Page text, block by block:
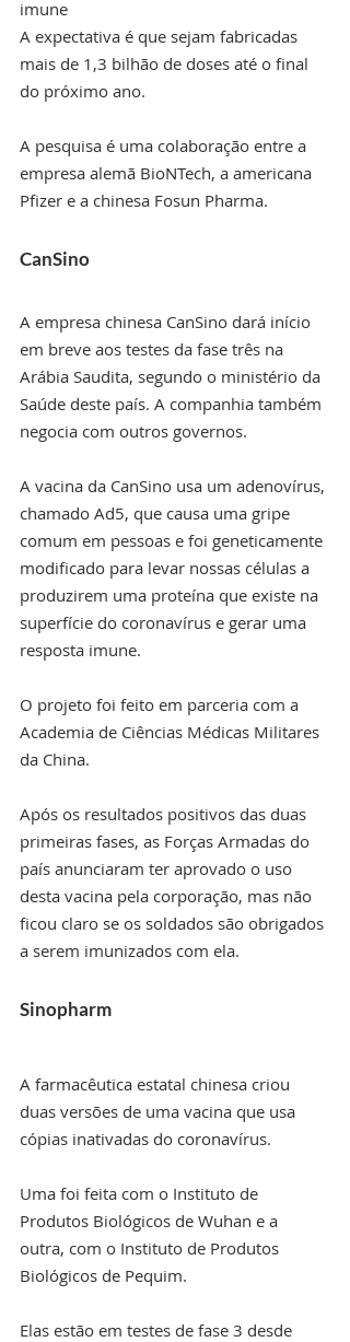
imune
A expectativa é que sejam fabricadas
mais de 1,3 bilhão de doses até o final
do próximo ano.
A pesquisa é uma colaboração entre a
empresa alemã BioNTech, a americana
Pfizer e a chinesa Fosun Pharma.
CanSino
A empresa chinesa CanSino dará início
em breve aos testes da fase três na
Arábia Saudita, segundo o ministério da
Saúde deste país. A companhia também
negocia com outros governos.
A vacina da CanSino usa um adenovírus,
chamado Ad5, que causa uma gripe
comum em pessoas e foi geneticamente
modificado para levar nossas células a
produzirem uma proteína que existe na
superfície do coronavírus e gerar uma
resposta imune.
O projeto foi feito em parceria com a
Academia de Ciências Médicas Militares
da China.
Após os resultados positivos das duas
primeiras fases, as Forças Armadas do
país anunciaram ter aprovado o uso
desta vacina pela corporação, mas não
ficou claro se os soldados são obrigados
a serem imunizados com ela.
Sinopharm
A farmacêutica estatal chinesa criou
duas versões de uma vacina que usa
cópias inativadas do coronavírus.
Uma foi feita com o Instituto de
Produtos Biológicos de Wuhan e a
outra, com o Instituto de Produtos
Biológicos de Pequim.
Elas estão em testes de fase 3 desde